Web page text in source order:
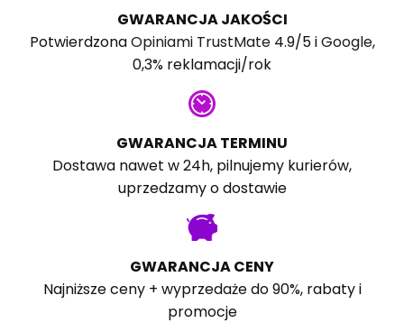
GWARANCJA JAKOŚCI
PotwierdzonaOpiniami TrustMate4.9/5 iGoogle,
0,3% reklamacji/rok
GWARANCJA TERMINU
Dostawa nawet w 24h, pilnujemy kurierów,
uprzedzamy o dostawie
GWARANCJA CENY
Najniższe ceny + wyprzedaże do 90%, rabaty i
promocje